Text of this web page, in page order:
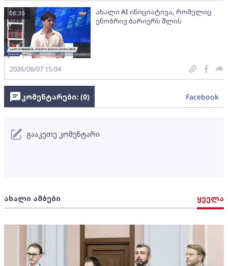
ახალი AI ინიციატივა, რომელიც
ენობრივ ბარიერს შლის
08:35
2026/08/07 15:04
ახალი ამბები ყველა
კომენტარები: (0) Facebook
გააკეთე კომენტარი